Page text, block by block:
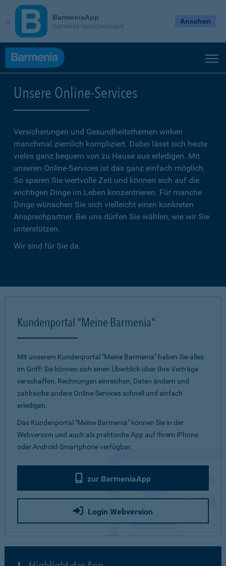
Unsere Online-Services
Versicherungen und Gesundheitsthemen wirken
manchmal ziemlich kompliziert. Dabei lässt sich heute
vieles ganz bequem von zu Hause aus erledigen. Mit
unseren Online-Services ist das ganz einfach möglich.
So sparen Sie wertvolle Zeit und können sich auf die
wichtigen Dinge im Leben konzentrieren. Für manche
Dinge wünschen Sie sich vielleicht einen konkreten
Ansprechpartner. Bei uns dürfen Sie wählen, wie wir Sie
unterstützen.
Wir sind für Sie da.
Kundenportal "Meine Barmenia"
Mit unserem Kundenportal "Meine Barmenia" haben Sie alles
im Griff! Sie können sich einen Überblick über Ihre Verträge
verschaffen, Rechnungen einreichen, Daten ändern und
zahlreiche andere Online-Services schnell und einfach
erledigen.
Das Kundenportal "Meine Barmenia" können Sie in der
Webversion und auch als praktische App auf Ihrem iPhone
oder Android-Smartphone verfügbar.
zur BarmeniaApp
Login Webversion
BarmeniaApp
Barmenia Versicherungen
Ansehen